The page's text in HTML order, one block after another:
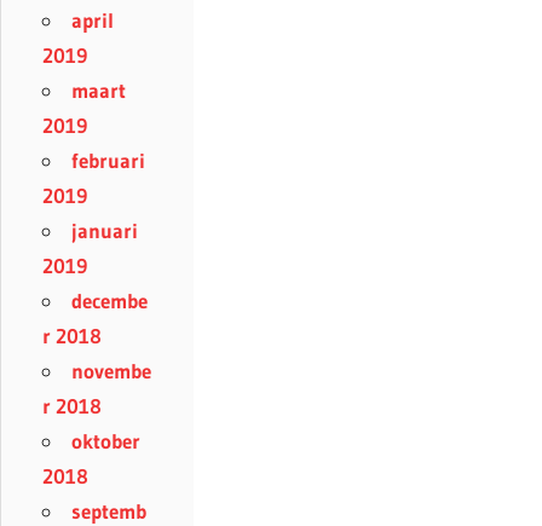
april
2019
maart
2019
februari
2019
januari
2019
decembe
r 2018
novembe
r 2018
oktober
2018
septemb